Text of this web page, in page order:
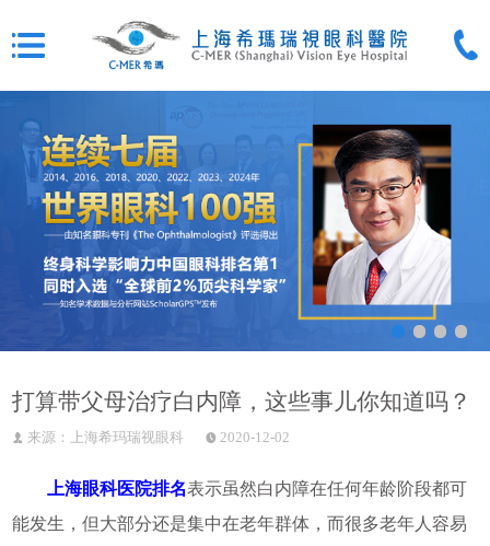
打算带父母治疗白内障，这些事儿你知道吗？
来源：上海希玛瑞视眼科 2020-12-02
上海眼科医院排名表示虽然白内障在任何年龄阶段都可
能发生，但大部分还是集中在老年群体，而很多老年人容易